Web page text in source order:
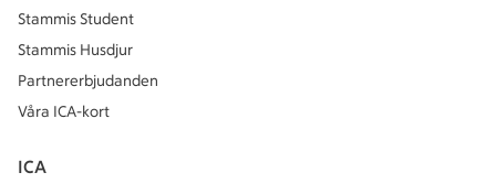
Stammis Student
Stammis Husdjur
Partnererbjudanden
Våra ICA-kort
ICA